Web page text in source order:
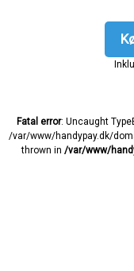
Fatal error: Uncaught
/var/www/handypay.dk/
thrown in /var/www/